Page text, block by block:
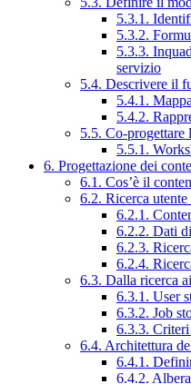
5.3.1.
5.3.2.
5.3.3.
servizio
5.4. Descrivere il
5.4.1.
5.4.2.
5.5. Co-progettare
5.5.1.
6. Progettazione dei
6.1. Cos’è il
6.2. Ricerca
6.2.1.
6.2.2. Dati
6.2.3.
6.2.4.
6.3. Dalla ricerca
6.3.1. User
6.3.2. Job
6.3.3.
6.4. Architettura
6.4.1.
6.4.2.